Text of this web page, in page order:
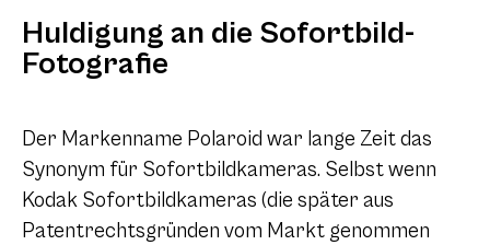
Huldigung an die Sofortbild-
Fotografie
Der Markenname Polaroid war lange Zeit das
Synonym für Sofortbildkameras. Selbst wenn
Kodak Sofortbildkameras (die später aus
Patentrechtsgründen vom Markt genommen